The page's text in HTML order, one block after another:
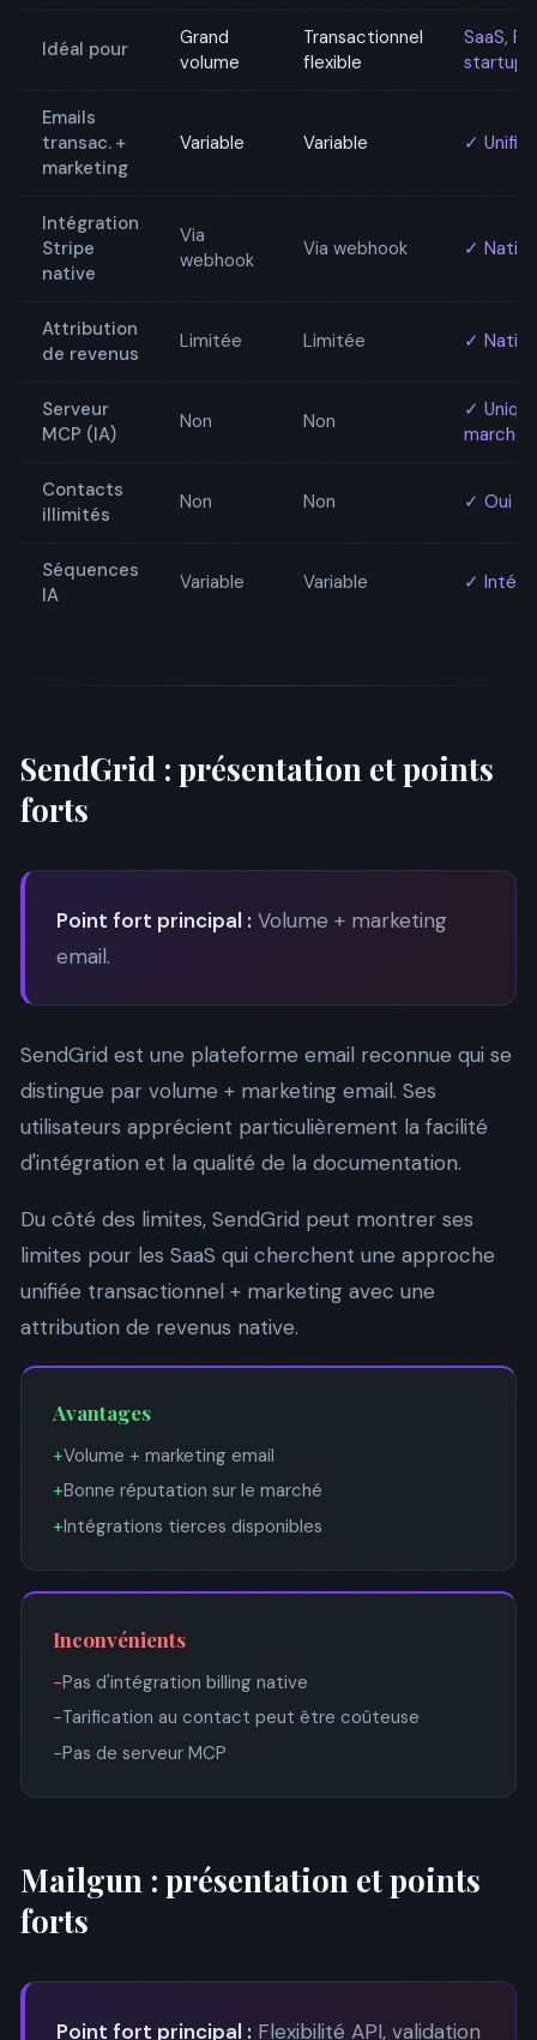
Idéal pour
Grand
volume
Transactionnel
flexible
SaaS,
startups
Emails
transac. +
marketing
Variable Variable ✓ Unifié
Intégration
Stripe
native
Via
webhook
Via webhook ✓ Native
Attribution
de revenus
Limitée Limitée ✓ Native
Serveur
MCP (IA)
Non Non
✓
marché
Contacts
illimités
Non Non ✓ Oui
Séquences
IA
Variable Variable ✓
SendGrid : présentation et points
forts
Point fort principal : Volume + marketing
email.
SendGrid est une plateforme email reconnue qui se
distingue par volume + marketing email. Ses
utilisateurs apprécient particulièrement la facilité
d'intégration et la qualité de la documentation.
Du côté des limites, SendGrid peut montrer ses
limites pour les SaaS qui cherchent une approche
unifiée transactionnel + marketing avec une
attribution de revenus native.
Avantages
+Volume + marketing email
+Bonne réputation sur le marché
+Intégrations tierces disponibles
Inconvénients
−Pas d'intégration billing native
−Tarification au contact peut être coûteuse
−Pas de serveur MCP
Mailgun : présentation et points
forts
Point fort principal : Flexibilité API, validation